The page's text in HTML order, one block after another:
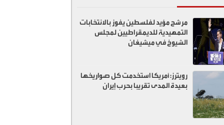
مرشح مؤيد لفلسطين يفوز بالانتخابات
التمهيدية للديمقراطيين لمجلس
الشيوخ في ميشيغان
رويترز: أمريكا استخدمت كل صواريخها
بعيدة المدى تقريبا بحرب إيران